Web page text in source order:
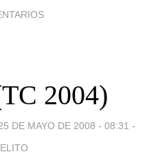
2004)
DE MAYO DE 2008 - 08:31 -